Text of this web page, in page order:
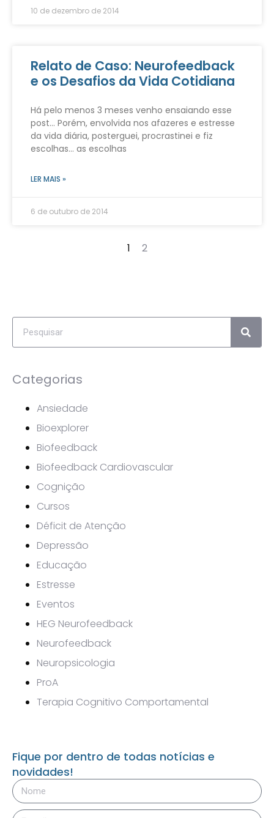
10 de dezembro de 2014
Relato de Caso: Neurofeedback
e os Desafios da Vida Cotidiana
Há pelo menos 3 meses venho ensaiando esse
post… Porém, envolvida nos afazeres e estresse
da vida diária, posterguei, procrastinei e fiz
escolhas… as escolhas
LER MAIS »
6 de outubro de 2014
1 2
Categorias
Ansiedade
Bioexplorer
Biofeedback
Biofeedback Cardiovascular
Cognição
Cursos
Déficit de Atenção
Depressão
Educação
Estresse
Eventos
HEG Neurofeedback
Neurofeedback
Neuropsicologia
ProA
Terapia Cognitivo Comportamental
Fique por dentro de todas notícias e
novidades!